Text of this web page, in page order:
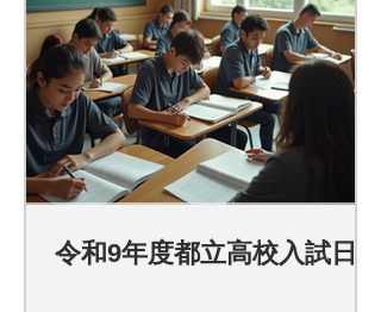
令和9年度都立高校入試日程